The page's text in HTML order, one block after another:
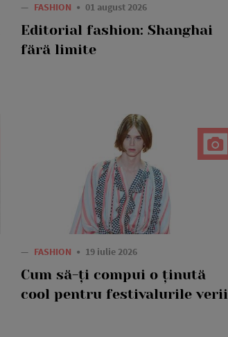
— FASHION 01 august 2026
Editorial fashion: Shanghai
fără limite
— FASHION 19 iulie 2026
Cum să-ți compui o ținută
cool pentru festivalurile verii